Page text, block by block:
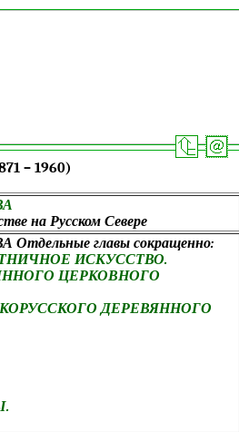
– 1960)
на Русском Севере
главы сокращенно:
ИСКУССТВО.
ЦЕРКОВНОГО
ДЕРЕВЯННОГО